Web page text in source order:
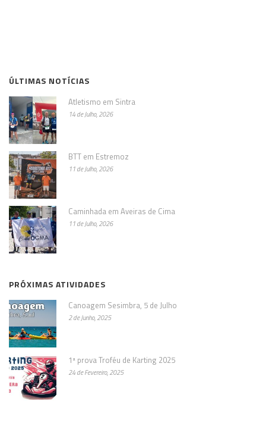
ÚLTIMAS NOTÍCIAS
Atletismo em Sintra
14 de Julho, 2026
BTT em Estremoz
11 de Julho, 2026
Caminhada em Aveiras de Cima
11 de Julho, 2026
PRÓXIMAS ATIVIDADES
Canoagem Sesimbra, 5 de Julho
2 de Junho, 2025
1ª prova Troféu de Karting 2025
24 de Fevereiro, 2025